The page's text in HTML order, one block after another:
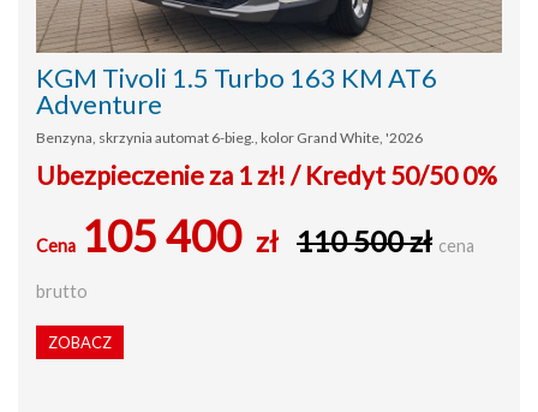
KGM Tivoli 1.5 Turbo 163 KM AT6
Adventure
Benzyna, skrzynia automat 6-bieg., kolor Grand White, '2026
Ubezpieczenie za 1 zł! / Kredyt 50/50 0%
Cena 105 400 zł 110 500 zł cena
brutto
ZOBACZ